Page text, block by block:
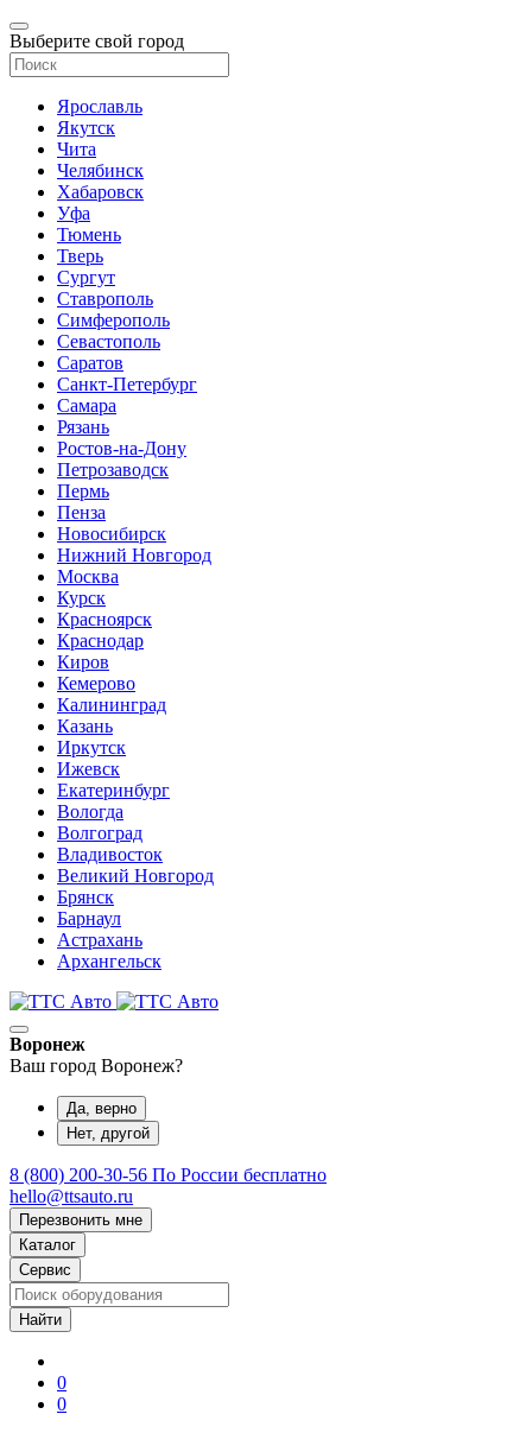
Выберите свой город
Ярославль
Якутск
Чита
Челябинск
Хабаровск
Уфа
Тюмень
Тверь
Сургут
Ставрополь
Симферополь
Севастополь
Саратов
Санкт-Петербург
Самара
Рязань
Ростов-на-Дону
Петрозаводск
Пермь
Пенза
Новосибирск
Нижний Новгород
Москва
Курск
Красноярск
Краснодар
Киров
Кемерово
Калининград
Казань
Иркутск
Ижевск
Екатеринбург
Вологда
Волгоград
Владивосток
Великий Новгород
Брянск
Барнаул
Астрахань
Архангельск
Воронеж
Ваш город Воронеж?
Да, верно
Нет, другой
8 (800) 200-30-56 По России бесплатно
hello@ttsauto.ru
Перезвонить мне
Каталог
Сервис
0
0